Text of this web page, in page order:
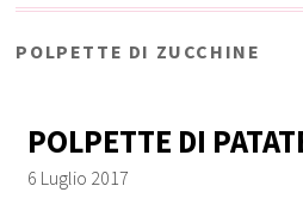
POLPETTE DI ZUCCHINE
POLPETTE DI
6 Luglio 2017